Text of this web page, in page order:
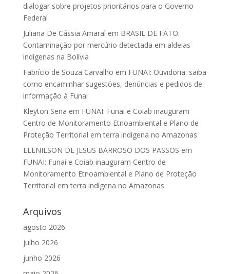
dialogar sobre projetos prioritários para o Governo
Federal
Juliana De Cássia Amaral em BRASIL DE FATO:
Contaminação por mercúrio detectada em aldeias
indígenas na Bolívia
Fabrício de Souza Carvalho em FUNAI: Ouvidoria: saiba
como encaminhar sugestões, denúncias e pedidos de
informação à Funai
Kleyton Sena em FUNAI: Funai e Coiab inauguram
Centro de Monitoramento Etnoambiental e Plano de
Proteção Territorial em terra indígena no Amazonas
ELENILSON DE JESUS BARROSO DOS PASSOS em
FUNAI: Funai e Coiab inauguram Centro de
Monitoramento Etnoambiental e Plano de Proteção
Territorial em terra indígena no Amazonas
Arquivos
agosto 2026
julho 2026
junho 2026